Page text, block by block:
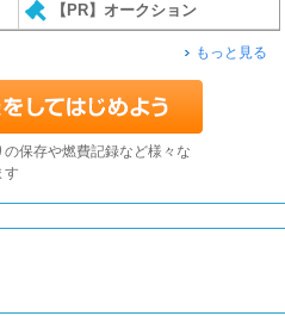
【PR】オークション
もっと見る
保存や燃費記録など様々な
す